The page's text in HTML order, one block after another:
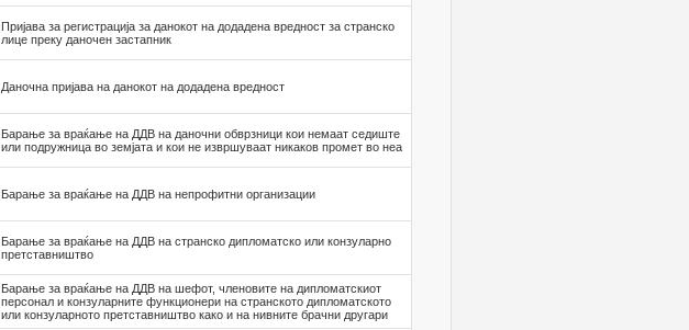
Пријава за регистрација за данокот на додадена вредност за странско
лице преку даночен застапник
Даночна пријава на данокот на додадена вредност
Барање за враќање на ДДВ на даночни обврзници кои немаат седиште
или подружница во земјата и кои не извршуваат никаков промет во неа
Барање за враќање на ДДВ на непрофитни организации
Барање за враќање на ДДВ на странско дипломатско или конзуларно
претставништво
Барање за враќање на ДДВ на шефот, членовите на дипломатскиот
персонал и конзуларните функционери на странското дипломатското
или конзуларното претставништво како и на нивните брачни другари